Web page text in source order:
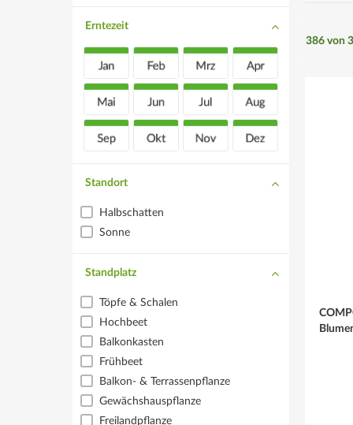
Erntezeit
Standort
Halbschatten
Sonne
Standplatz
Töpfe & Schalen
Hochbeet
Balkonkasten
Frühbeet
Balkon- & Terrassenpflanze
Gewächshauspflanze
Freilandpflanze
386 von